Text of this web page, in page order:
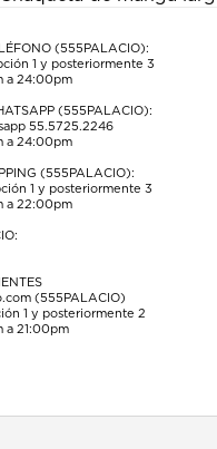
abrirá
formulario
de
envío.
(555PALACIO):
1 y posteriormente 3
a 24:00pm
(555PALACIO):
55.5725.2246
a 24:00pm
(555PALACIO):
1 y posteriormente 3
a 22:00pm
(555PALACIO)
1 y posteriormente 2
a 21:00pm